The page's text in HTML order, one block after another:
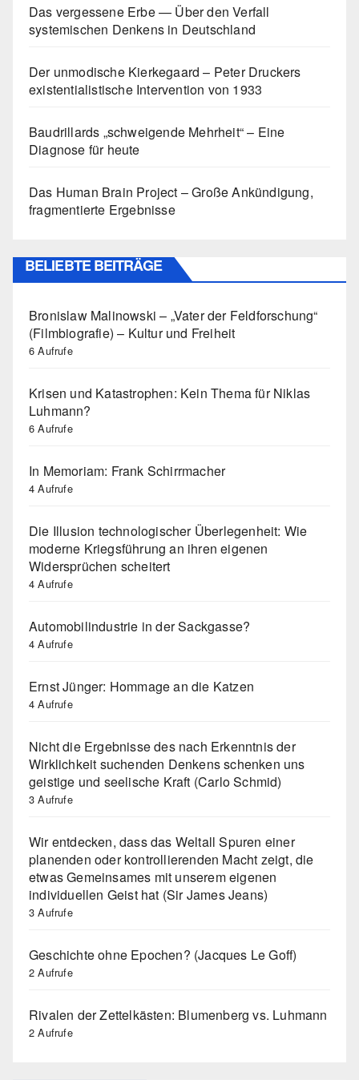
Das vergessene Erbe — Über den Verfall
systemischen Denkens in Deutschland
Der unmodische Kierkegaard – Peter Druckers
existentialistische Intervention von 1933
Baudrillards „schweigende Mehrheit“ – Eine
Diagnose für heute
Das Human Brain Project – Große Ankündigung,
fragmentierte Ergebnisse
BELIEBTE BEITRÄGE
Bronislaw Malinowski – „Vater der Feldforschung“
(Filmbiografie) – Kultur und Freiheit
6 Aufrufe
Krisen und Katastrophen: Kein Thema für Niklas
Luhmann?
6 Aufrufe
In Memoriam: Frank Schirrmacher
4 Aufrufe
Die Illusion technologischer Überlegenheit: Wie
moderne Kriegsführung an ihren eigenen
Widersprüchen scheitert
4 Aufrufe
Automobilindustrie in der Sackgasse?
4 Aufrufe
Ernst Jünger: Hommage an die Katzen
4 Aufrufe
Nicht die Ergebnisse des nach Erkenntnis der
Wirklichkeit suchenden Denkens schenken uns
geistige und seelische Kraft (Carlo Schmid)
3 Aufrufe
Wir entdecken, dass das Weltall Spuren einer
planenden oder kontrollierenden Macht zeigt, die
etwas Gemeinsames mit unserem eigenen
individuellen Geist hat (Sir James Jeans)
3 Aufrufe
Geschichte ohne Epochen? (Jacques Le Goff)
2 Aufrufe
Rivalen der Zettelkästen: Blumenberg vs. Luhmann
2 Aufrufe